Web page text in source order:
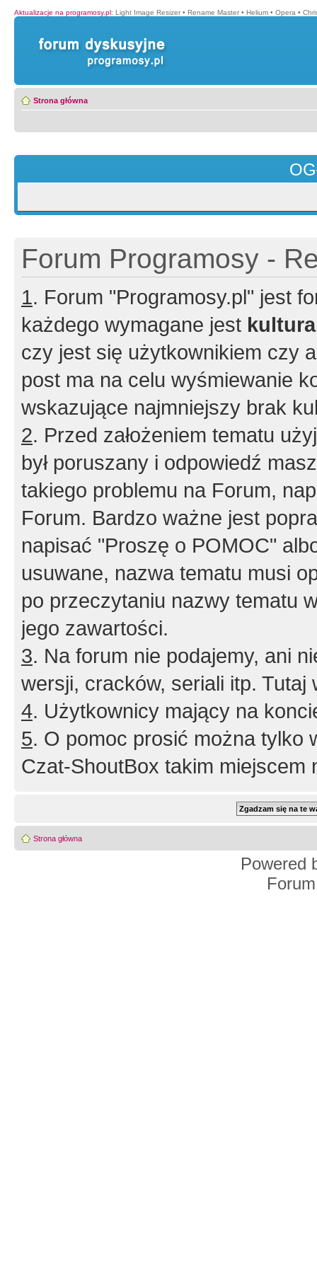
Aktualizacje na programosy.pl: Light Image Resizer • Rename Master • Helium • Opera •
Strona główna
Forum Programosy -
1. Forum "Programosy.pl" jest
każdego wymagane jest
czy jest się użytkownikiem czy
post ma na celu wyśmiewanie
wskazujące najmniejszy brak
2. Przed założeniem tematu
był poruszany i odpowiedź
takiego problemu na Forum,
Forum. Bardzo ważne jest
napisać "Proszę o POMOC"
usuwane, nazwa tematu musi
po przeczytaniu nazwy tematu
jego zawartości.
3. Na forum nie podajemy, ani
wersji, cracków, seriali itp. Tutaj
4. Użytkownicy mający na
5. O pomoc prosić można tylko
Czat-ShoutBox takim miejscem
Strona główna
Powered